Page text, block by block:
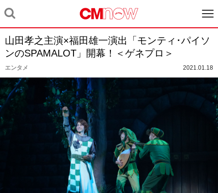
山田孝之主演×福田雄一演出「モンティ･パイソ
ンのSPAMALOT」開幕！＜ゲネプロ＞
エンタメ 2021.01.18